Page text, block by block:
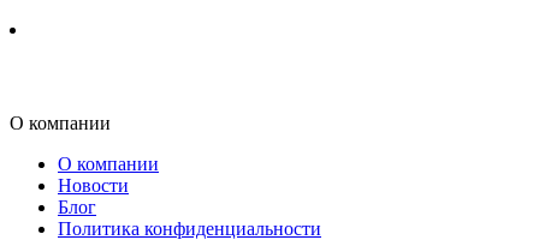
О компании
О компании
Новости
Блог
Политика конфиденциальности